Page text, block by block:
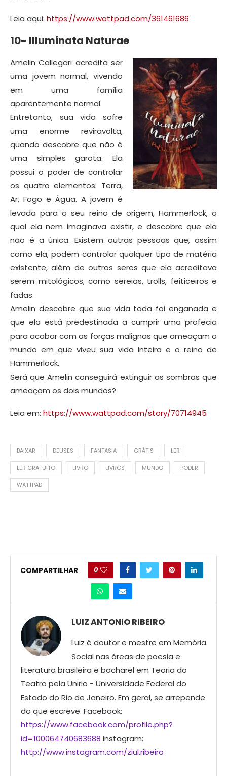
Leia aqui: https://www.wattpad.com/361461686
10- Illuminata Naturae
Amelin Callegari acredita ser
uma jovem normal, vivendo
em uma família
aparentemente normal.
Entretanto, sua vida sofre
uma enorme reviravolta,
quando descobre que não é
uma simples garota. Ela
possui o poder de controlar
os quatro elementos: Terra,
Ar, Fogo e Água. A jovem é
levada para o seu reino de origem, Hammerlock, o
qual ela nem imaginava existir, e descobre que ela
não é a única. Existem outras pessoas que, assim
como ela, podem controlar qualquer tipo de matéria
existente, além de outros seres que ela acreditava
serem mitológicos, como sereias, trolls, feiticeiros e
fadas.
Amelin descobre que sua vida toda foi enganada e
que ela está predestinada a cumprir uma profecia
para acabar com as forças malignas que ameaçam o
mundo em que viveu sua vida inteira e o reino de
Hammerlock.
Será que Amelin conseguirá extinguir as sombras que
ameaçam os dois mundos?
Leia em: https://www.wattpad.com/story/70714945
BAIXAR DEUSES FANTASIA GRÁTIS LER
LER GRATUITO LIVRO LIVROS MUNDO PODER
WATTPAD
COMPARTILHAR 0
LUIZ ANTONIO RIBEIRO
Luiz é doutor e mestre em Memória
Social nas áreas de poesia e
literatura brasileira e bacharel em Teoria do
Teatro pela Unirio - Universidade Federal do
Estado do Rio de Janeiro. Em geral, se arrepende
do que escreve. Facebook:
https://www.facebook.com/profile.php?
id=100064740683688 Instagram:
http://www.instagram.com/ziul.ribeiro